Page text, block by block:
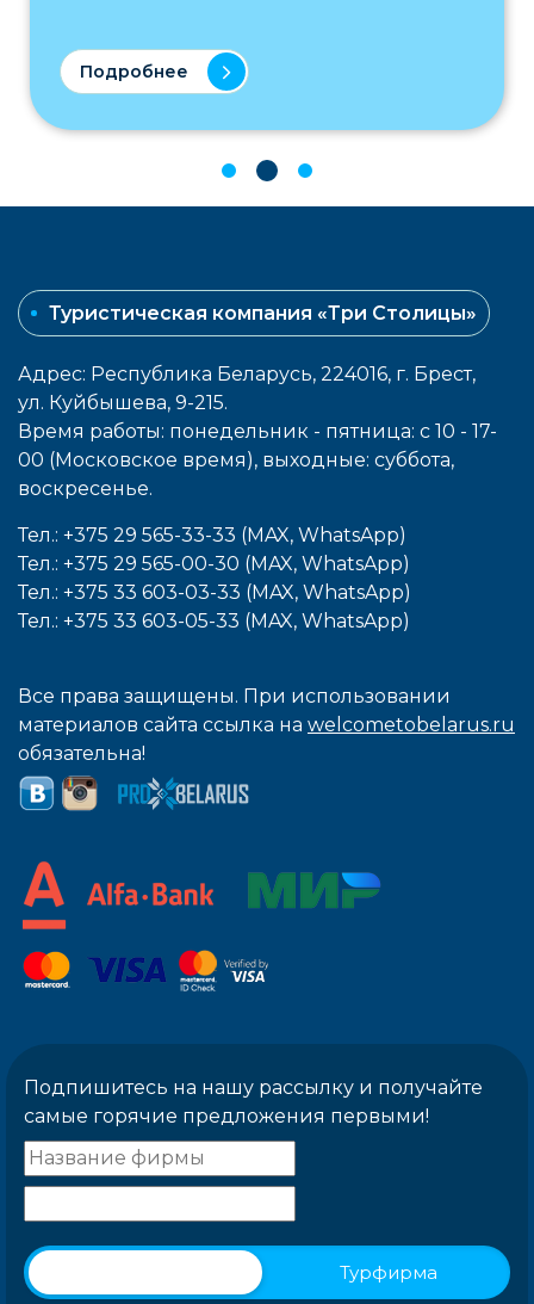
Подробнее
Туристическая компания «Три Столицы»
Адрес: Республика Беларусь, 224016, г. Брест,
ул. Куйбышева, 9-215.
Время работы: понедельник - пятница: с 10 - 17-
00 (Московское время), выходные: cуббота,
воcкресенье.
Тел.: +375 29 565-33-33 (MAX, WhatsApp)
Тел.: +375 29 565-00-30 (MAX, WhatsApp)
Тел.: +375 33 603-03-33 (MAX, WhatsApp)
Тел.: +375 33 603-05-33 (MAX, WhatsApp)
Все права защищены. При использовании
материалов сайта ссылка на welcometobelarus.ru
обязательна!
Подпишитесь на нашу рассылку и получайте
самые горячие предложения первыми!
Турфирма